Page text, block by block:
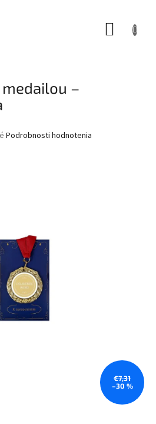
–
Podrobnosti hodnotenia
€7,31
–30 %